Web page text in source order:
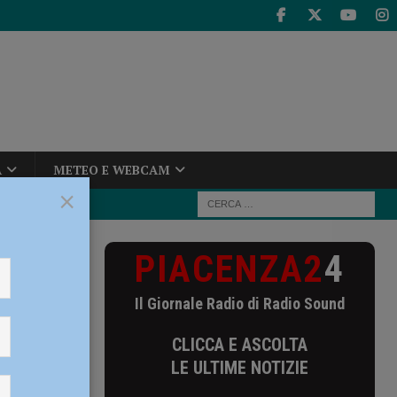
METEO E WEBCAM
cavo-
PIACENZA24
Il Giornale Radio di Radio Sound
CLICCA E ASCOLTA
LE ULTIME NOTIZIE
×